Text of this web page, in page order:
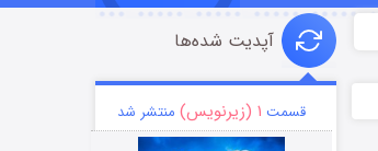
آپدیت شده‌ها
قسمت ۱ (زیرنویس) منتشر شد